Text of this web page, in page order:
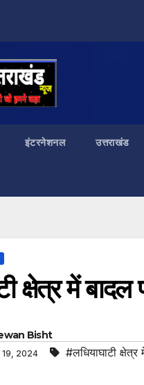
इंटरनेशनल उत्तराखंड
क्षेत्र में
Bisht
19, 2024 #लधियाघाटी